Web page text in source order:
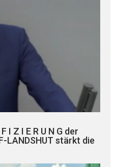
I Z I E R U N G der
LANDSHUT stärkt die